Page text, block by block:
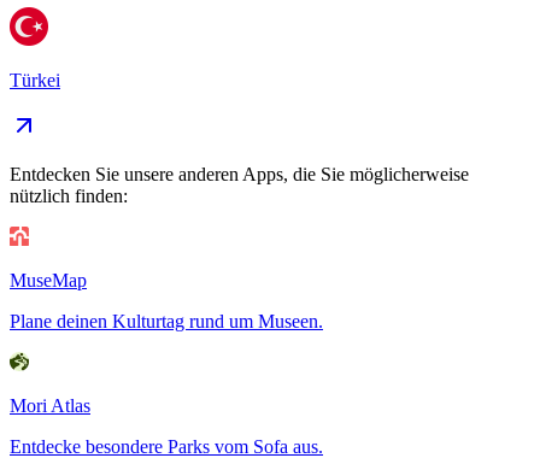
Türkei
Entdecken Sie unsere anderen Apps, die Sie möglicherweise
nützlich finden:
MuseMap
Plane deinen Kulturtag rund um Museen.
Mori Atlas
Entdecke besondere Parks vom Sofa aus.